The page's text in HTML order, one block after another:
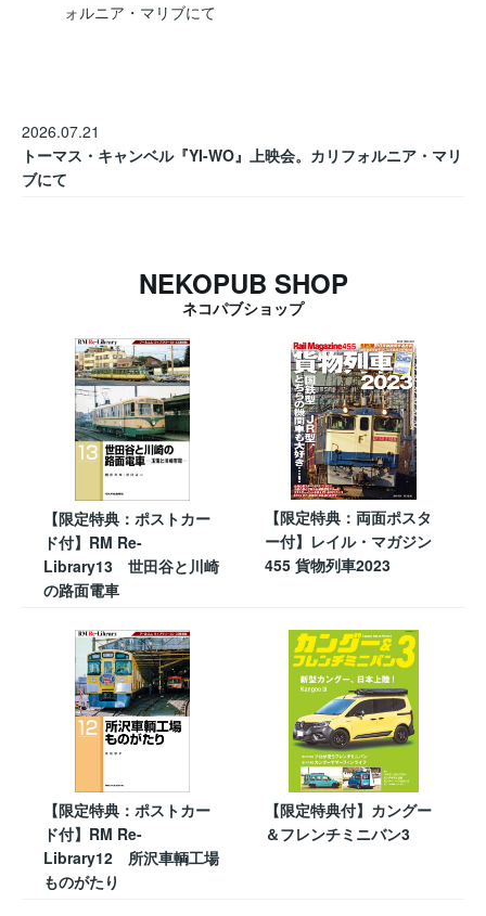
2026.07.21
トーマス・キャンベル『YI-WO』上映会。カリフォルニア・マリ
ブにて
NEKOPUB SHOP
ネコパブショップ
【限定特典：ポストカー
ド付】RM Re-
Library13 世田谷と川崎
の路面電車
【限定特典：両面ポスタ
ー付】レイル・マガジン
455 貨物列車2023
【限定特典：ポストカー
ド付】RM Re-
Library12 所沢車輌工場
ものがたり
【限定特典付】カングー
＆フレンチミニバン3